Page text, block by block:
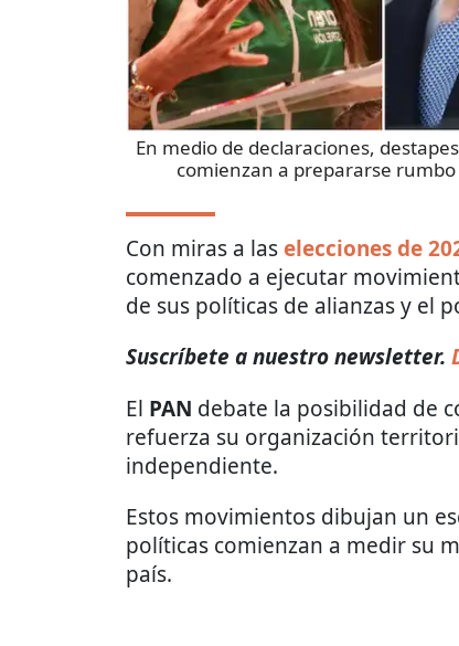
En medio de declaraciones,
comienzan a prepararse rumbo
Con miras a las elecciones de
comenzado a ejecutar
de sus políticas de alianzas y el
Suscríbete a nuestro newsletter.
El PAN debate la posibilidad de
refuerza su organización
independiente.
Estos movimientos dibujan un
políticas comienzan a medir su
país.